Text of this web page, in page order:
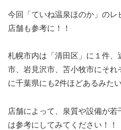
今回「ていね温泉ほのか」の
店舗も参考に！！
札幌市内は「清田区」に１件、
市、岩見沢市、苫小牧市にそれ
に千葉県にも2件ほどあるみた
店舗によって、泉質や設備が
は参考にしてみてください！！